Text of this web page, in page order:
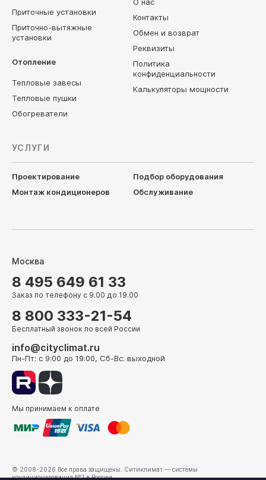
Приточные установки
Приточно-вытяжные
установки
Отопление
Тепловые завесы
Тепловые пушки
Обогреватели
Контакты
Обмен и возврат
Реквизиты
Политика
конфиденциальности
Калькуляторы мощности
УСЛУГИ
Проектирование
Подбор оборудования
Монтаж кондиционеров
Обслуживание
Москва
8 495 649 61 33
Заказ по телефону с 9.00 до 19.00
8 800 333-21-54
Бесплатный звонок по всей России
info@cityclimat.ru
Пн-Пт: с 9:00 до 19:00, Сб-Вс: выходной
Мы принимаем к оплате
© 2008-2026 Все права защищены. Ситиклимат — системы
кондиционирования №1 в России.